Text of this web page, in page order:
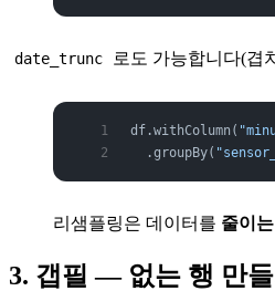
date_trunc 로도 가능합니다(겹
df.withColumn(
  .groupBy(
리샘플링은 데이터를 줄이는
3. 갭필 — 없는 행 만들